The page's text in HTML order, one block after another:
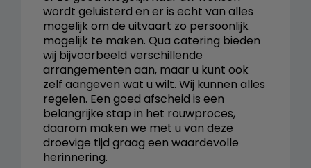
wordt geluisterd en er is echt van alles
mogelijk om de uitvaart zo persoonlijk
mogelijk te maken. Qua catering bieden
wij bijvoorbeeld verschillende
arrangementen aan, maar u kunt ook
zelf aangeven wat u wilt. Wij kunnen alles
regelen. Een goed afscheid is een
belangrijke stap in het rouwproces,
daarom maken we met u van deze
droevige tijd graag een waardevolle
herinnering.